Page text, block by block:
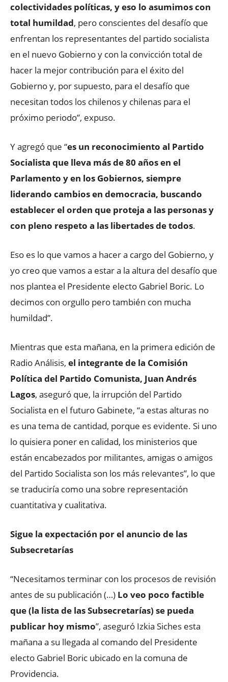
colectividades políticas, y eso lo asumimos con
total humildad, pero conscientes del desafío que
enfrentan los representantes del partido socialista
en el nuevo Gobierno y con la convicción total de
hacer la mejor contribución para el éxito del
Gobierno y, por supuesto, para el desafío que
necesitan todos los chilenos y chilenas para el
próximo periodo”, expuso.
Y agregó que “es un reconocimiento al Partido
Socialista que lleva más de 80 años en el
Parlamento y en los Gobiernos, siempre
liderando cambios en democracia, buscando
establecer el orden que proteja a las personas y
con pleno respeto a las libertades de todos.
Eso es lo que vamos a hacer a cargo del Gobierno, y
yo creo que vamos a estar a la altura del desafío que
nos plantea el Presidente electo Gabriel Boric. Lo
decimos con orgullo pero también con mucha
humildad”.
Mientras que esta mañana, en la primera edición de
Radio Análisis, el integrante de la Comisión
Política del Partido Comunista, Juan Andrés
Lagos, aseguró que, la irrupción del Partido
Socialista en el futuro Gabinete, “a estas alturas no
es una tema de cantidad, porque es evidente. Si uno
lo quisiera poner en calidad, los ministerios que
están encabezados por militantes, amigas o amigos
del Partido Socialista son los más relevantes”, lo que
se traduciría como una sobre representación
cuantitativa y cualitativa.
Sigue la expectación por el anuncio de las
Subsecretarías
“Necesitamos terminar con los procesos de revisión
antes de su publicación (…) Lo veo poco factible
que (la lista de las Subsecretarías) se pueda
publicar hoy mismo”, aseguró Izkia Siches esta
mañana a su llegada al comando del Presidente
electo Gabriel Boric ubicado en la comuna de
Providencia.